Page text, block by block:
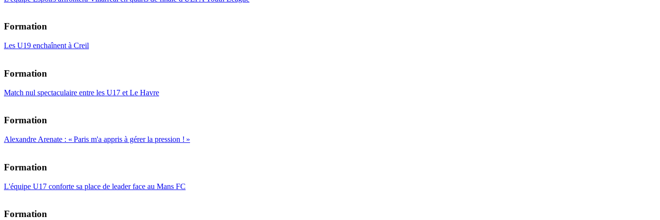
Formation
Les U19 enchaînent à Creil
Formation
Match nul spectaculaire entre les U17 et Le Havre
Formation
Alexandre Arenate : « Paris m'a appris à gérer la pression ! »
Formation
L'équipe U17 conforte sa place de leader face au Mans FC
Formation